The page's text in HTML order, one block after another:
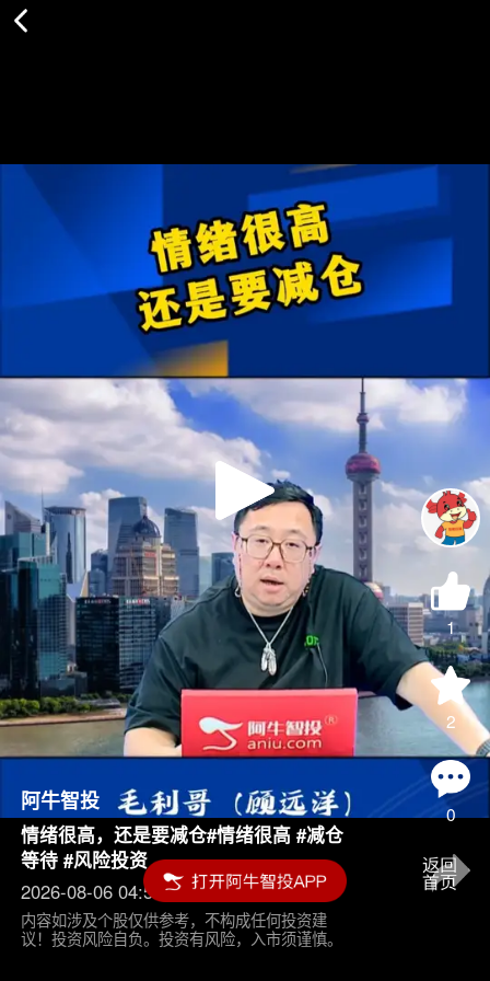
Play
Video
1
2
0
阿牛智投
情绪很高，还是要减仓#情绪很高 #减仓
等待 #风险投资
2026-08-06 04:55
内容如涉及个股仅供参考，不构成任何投资建
议！投资风险自负。投资有风险，入市须谨慎。